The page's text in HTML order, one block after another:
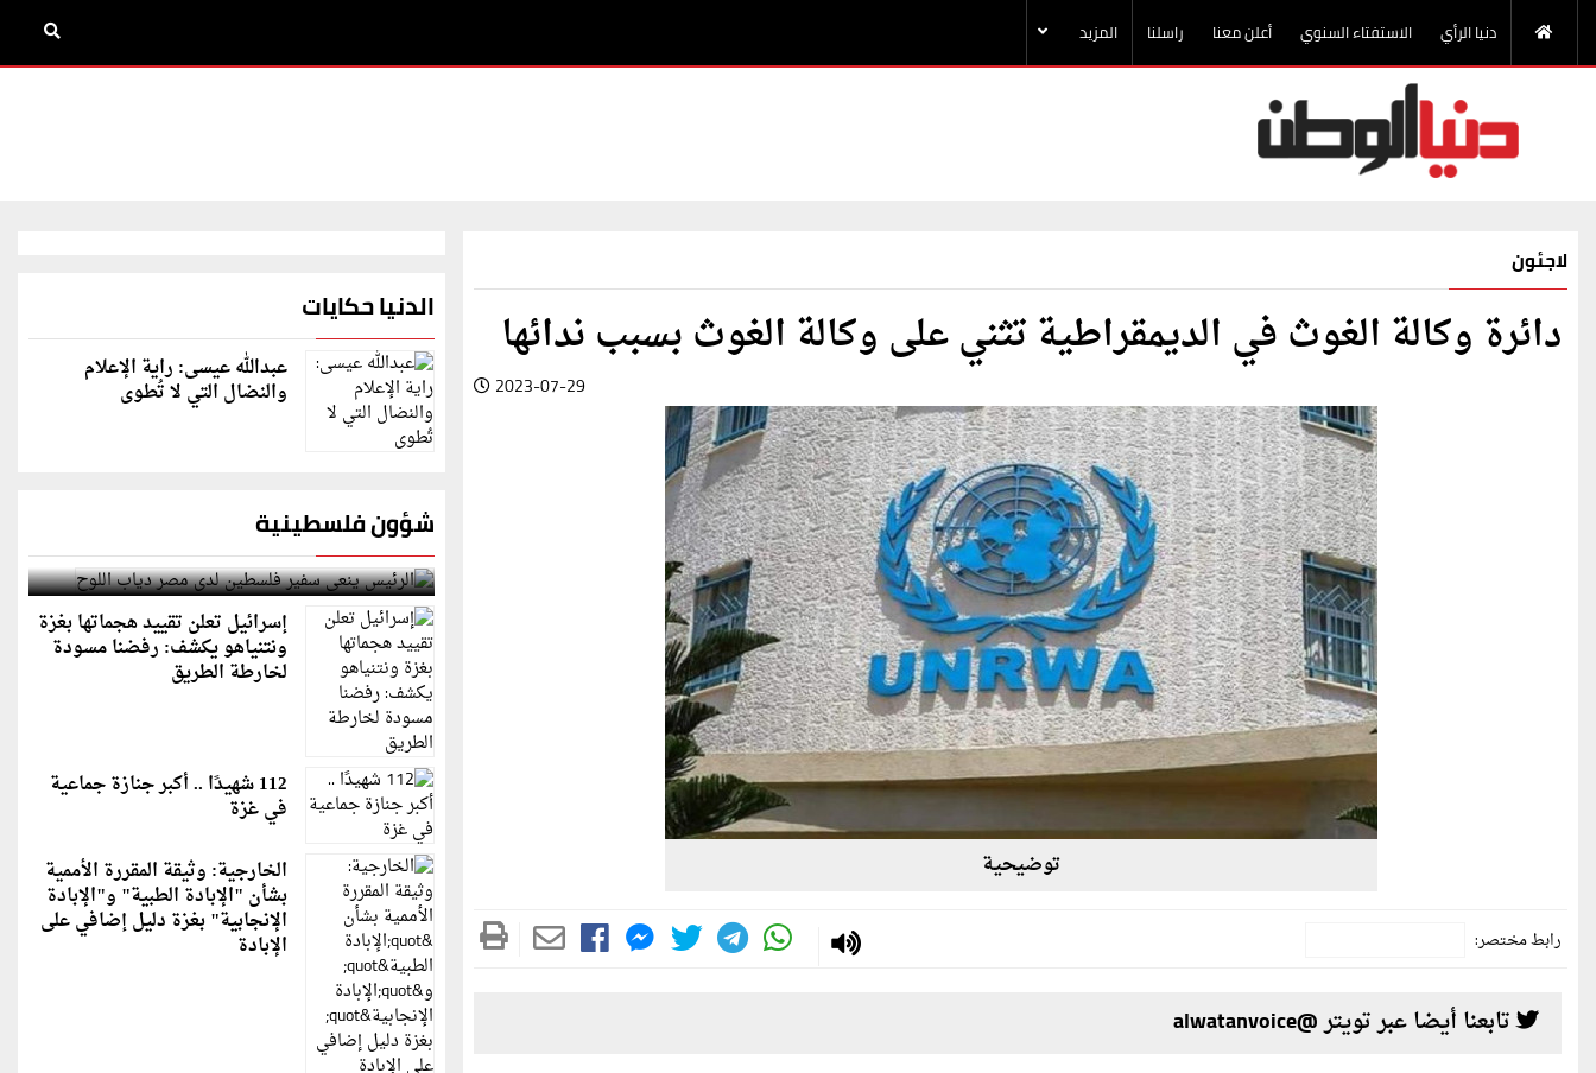
دنيا الرأي الاستفتاء السنوي أعلن معنا راسلنا المزيد
لاجئون
دائرة وكالة الغوث في الديمقراطية تثني على وكالة الغوث بسبب ندائها
2023-07-29
توضيحية
رابط مختصر:
تابعنا أيضا عبر تويتر @alwatanvoice
الدنيا حكايات
عبدالله عيسى: راية الإعلام
والنضال التي لا تُطوى
شؤون فلسطينية
الرئيس ينعى سفير فلسطين لدى مصر دياب اللوح
إسرائيل تعلن تقييد هجماتها بغزة
ونتنياهو يكشف: رفضنا مسودة
لخارطة الطريق
112 شهيدًا .. أكبر جنازة جماعية
في غزة
الخارجية: وثيقة المقررة الأممية
بشأن "الإبادة الطبية" و"الإبادة
الإنجابية" بغزة دليل إضافي على
الإبادة